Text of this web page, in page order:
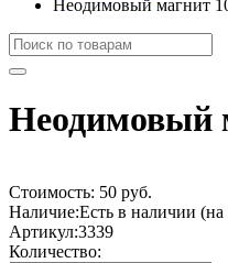
Неодимовый магнит
Неодимовый
Стоимость: 50 руб.
Наличие:Есть в наличии (на
Артикул:3339
Количество: